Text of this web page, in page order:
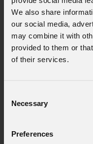
We also share
our social media,
may combine it with
provided to them or
of their services.
Selection
Necessary
Preferences
Messaggio
ricevere
Consenso al